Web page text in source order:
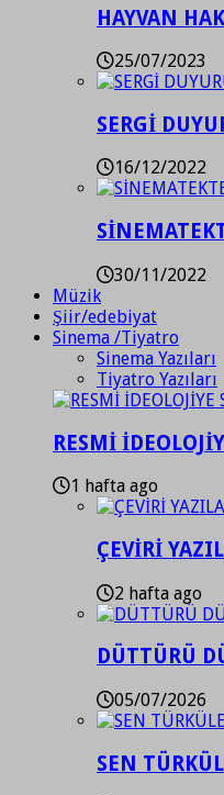
HAYVAN
25/07/2023
SERGİ
16/12/2022
30/11/2022
Müzik
Şiir/edebiyat
Sinema /Tiyatro
Sinema Yazıları
Tiyatro Yazıları
RESMİ
1 hafta ago
ÇEVİRİ
2 hafta ago
DÜTTÜRÜ
05/07/2026
SEN